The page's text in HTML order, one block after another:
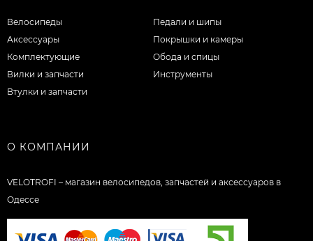
Велосипеды
Аксессуары
Комплектующие
Вилки и запчасти
Втулки и запчасти
Педали и шипы
Покрышки и камеры
Обода и спицы
Инструменты
О КОМПАНИИ
VELOTROFI – магазин велосипедов, запчастей и аксессуаров в
Одессе